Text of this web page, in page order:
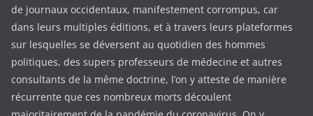
de journaux occidentaux, manifestement corrompus, car
dans leurs multiples éditions, et à travers leurs plateformes
sur lesquelles se déversent au quotidien des hommes
politiques, des supers professeurs de médecine et autres
consultants de la même doctrine, l’on y atteste de manière
récurrente que ces nombreux morts découlent